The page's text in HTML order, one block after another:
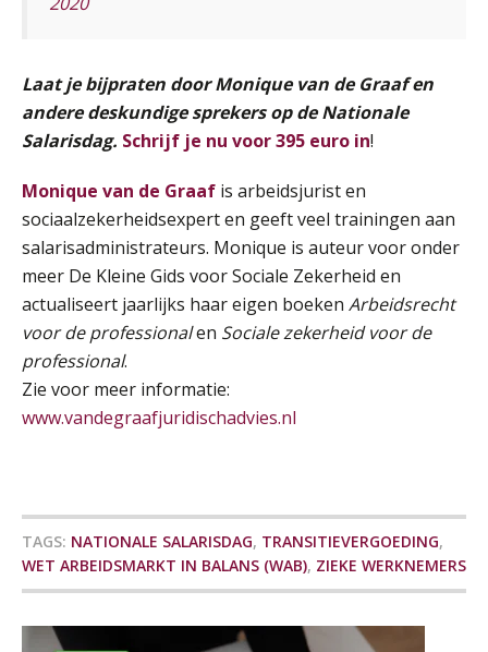
Laat je bijpraten door Monique van de Graaf en
andere deskundige sprekers op de Nationale
Salarisdag. Schrijf je nu voor 395 euro in!
Monique van de Graaf is arbeidsjurist en
sociaalzekerheidsexpert en geeft veel trainingen aan
salarisadministrateurs. Monique is auteur voor onder
meer De Kleine Gids voor Sociale Zekerheid en
actualiseert jaarlijks haar eigen boeken Arbeidsrecht
voor de professionalen Sociale zekerheid voor de
professional.
Zie voor meer informatie:
www.vandegraafjuridischadvies.nl
TAGS: NATIONALE SALARISDAG, TRANSITIEVERGOEDING,
WET ARBEIDSMARKT IN BALANS (WAB), ZIEKE WERKNEMERS
Je helpt klanten met hun
administratie — maar hoe zit het met
die van jouzelf?
Hoe behoud je financiële talenten in
SEP
MOCuitgevers
17
17
SEP
Cursus Samen sterk: efficiënte samenwerking tussen HR en salarisadministratie
MOCuitgevers
21
SEP
Pensioen voor de salarisprofessional: ontdek welke verdieping bij jou past
24
SEP
MOCuitgevers
29
Cursus Inkomstenbelasting voor de salarisadministrateur